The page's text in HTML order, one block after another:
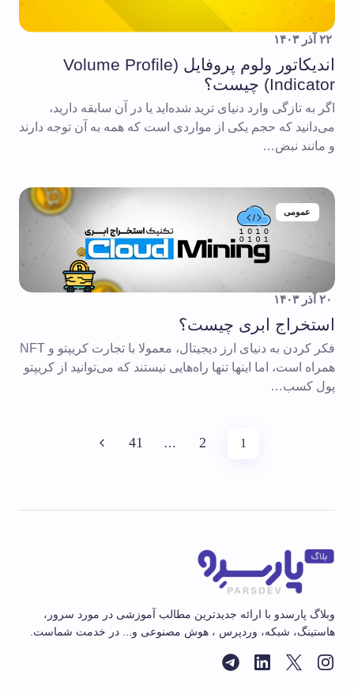
۲۲ آذر ۱۴۰۳
اندیکاتور ولوم پروفایل (Volume Profile
Indicator) چیست؟
اگر به تازگی وارد دنیای ترید شده‌اید یا در آن سابقه دارید،
می‌دانید که حجم یکی از مواردی است که همه به آن توجه دارند
و مانند نبض…
عمومی
۲۰ آذر ۱۴۰۳
استخراج ابری چیست؟
فکر کردن به دنیای ارز دیجیتال، معمولا با تجارت کریپتو و NFT
همراه است، اما اینها تنها راه‌هایی نیستند که می‌توانید از کریپتو
پول کسب…
1
2
…
41
وبلاگ پارسدو با ارائه جدیدترین مطالب آموزشی در مورد سرور،
هاستینگ، شبکه، وردپرس ، هوش مصنوعی و... در خدمت شماست.